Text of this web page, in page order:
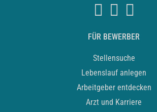
FÜR BEWERBER
Stellensuche
Lebenslauf anlegen
Arbeitgeber entdecken
Arzt und Karriere